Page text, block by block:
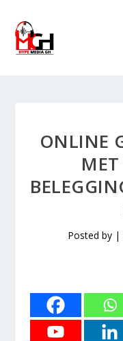
ONLINE
Posted by |